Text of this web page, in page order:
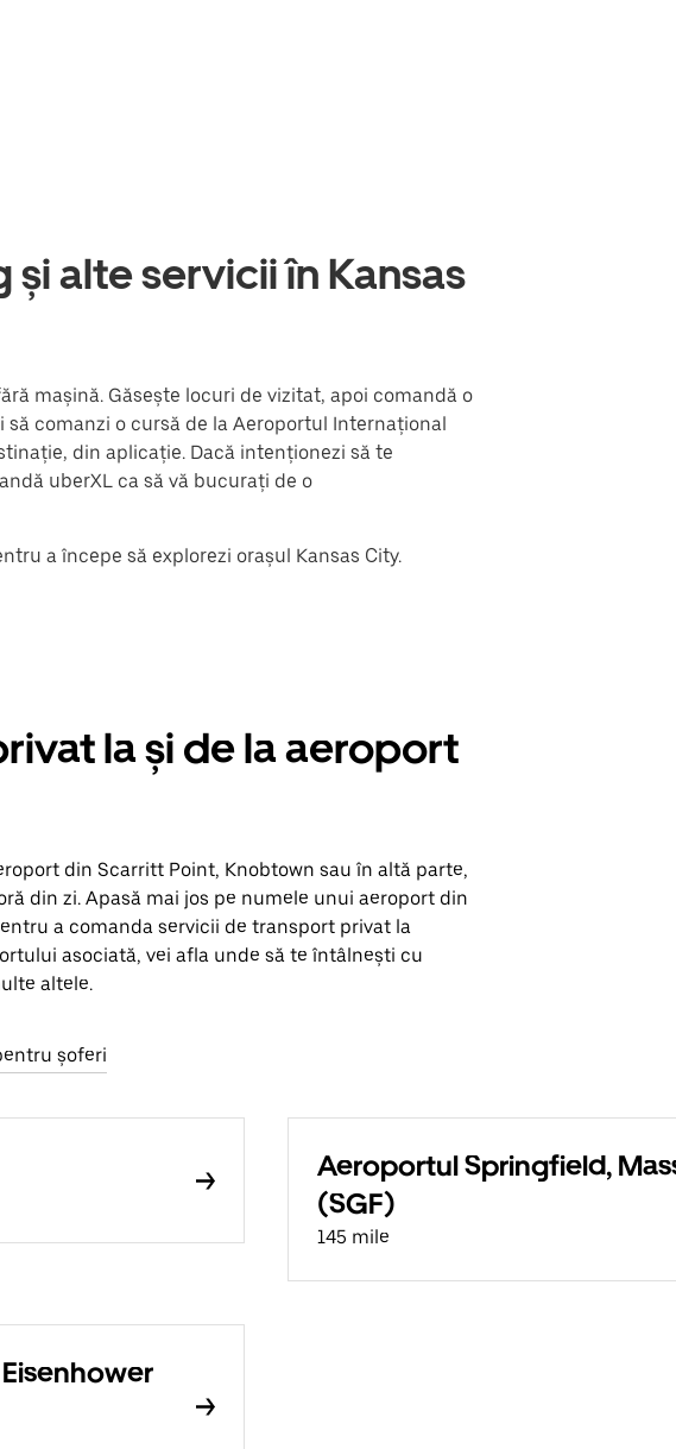
alte servicii în Kansas
mașină. Găsește locuri de vizitat, apoi comandă o
comanzi o cursă de la Aeroportul Internațional
din aplicație. Dacă intenționezi să te
uberXL ca să vă bucurați de o
a începe să explorezi orașul Kansas City.
la și de la aeroport
din Scarritt Point, Knobtown sau în altă parte,
din zi. Apasă mai jos pe numele unui aeroport din
a comanda servicii de transport privat la
asociată, vei afla unde să te întâlnești cu
altele.
șoferi
Aeroportul Springfield,
(SGF)
145 mile